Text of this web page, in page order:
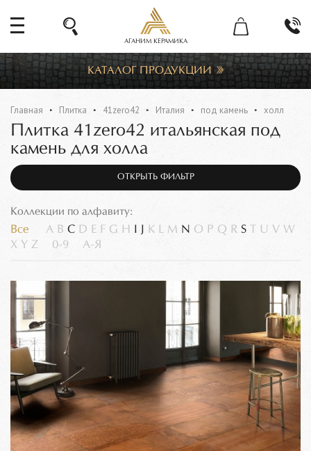
АГАНИМ КЕРАМИКА
КАТАЛОГ ПРОДУКЦИИ
Главная Плитка 41zero42 Италия под камень холл
Плитка 41zero42 итальянская под
камень для холла
ОТКРЫТЬ ФИЛЬТР
Коллекции по алфавиту:
Все A B C D E F G H J K L M N O P Q R S U V W
X Y Z 0-9 А-Я